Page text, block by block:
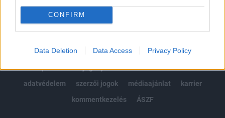
CONFIRM
Data Deletion Data Access Privacy Policy
© 2026 Portfolio
impresszum
jogi nyilatkozat
süti beállítások
adatvédelem
szerzői jogok médiaajánlat
karrier
kommentkezelés
ÁSZF